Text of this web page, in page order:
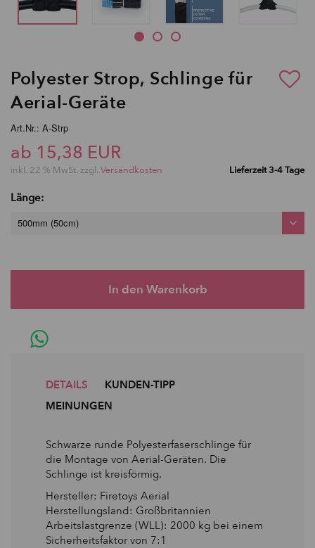
Polyester Strop, Schlinge für
Aerial-Geräte
Art.Nr.: A-Strp
ab 15,38 EUR
inkl. 22 % MwSt. zzgl. Versandkosten Lieferzeit 3-4 Tage
Länge:
500mm (50cm)
DETAILS
KUNDEN-TIPP
MEINUNGEN
Schwarze runde Polyesterfaserschlinge für
die Montage von Aerial-Geräten. Die
Schlinge ist kreisförmig.
Hersteller: Firetoys Aerial
Herstellungsland: Großbritannien
Arbeitslastgrenze (WLL): 2000 kg bei einem
Sicherheitsfaktor von 7:1